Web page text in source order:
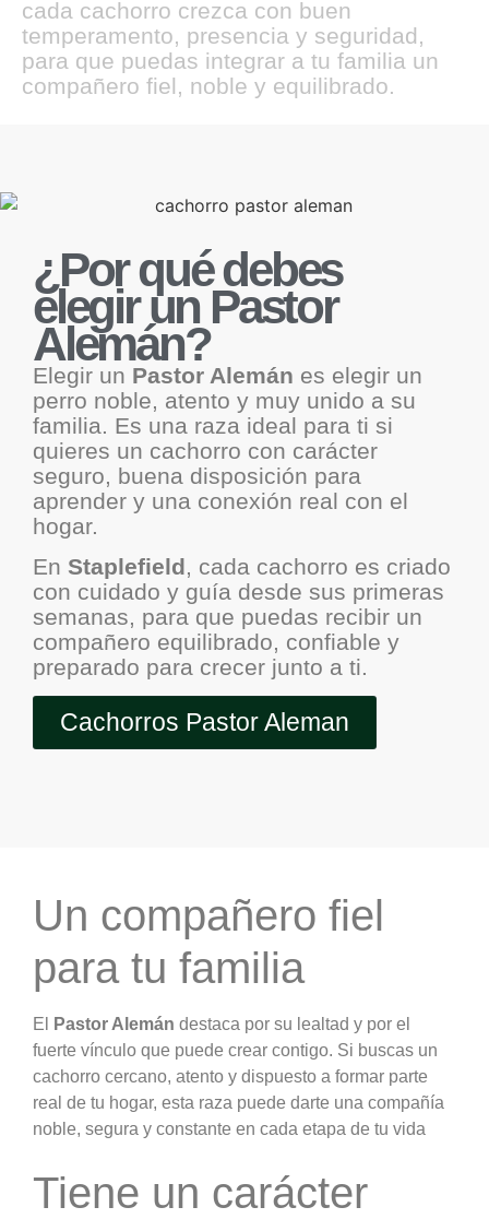
cada cachorro crezca con buen
temperamento, presencia y seguridad,
para que puedas integrar a tu familia un
compañero fiel, noble y equilibrado.
¿Por qué debes
elegir un Pastor
Alemán?
Elegir un Pastor Alemán es elegir un
perro noble, atento y muy unido a su
familia. Es una raza ideal para ti si
quieres un cachorro con carácter
seguro, buena disposición para
aprender y una conexión real con el
hogar.
En Staplefield, cada cachorro es criado
con cuidado y guía desde sus primeras
semanas, para que puedas recibir un
compañero equilibrado, confiable y
preparado para crecer junto a ti.
Cachorros Pastor Aleman
Un compañero fiel
para tu familia
El Pastor Alemán destaca por su lealtad y por el
fuerte vínculo que puede crear contigo. Si buscas un
cachorro cercano, atento y dispuesto a formar parte
real de tu hogar, esta raza puede darte una compañía
noble, segura y constante en cada etapa de tu vida
Tiene un carácter